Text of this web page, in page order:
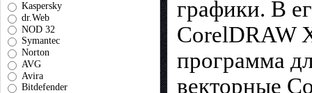
Kaspersky
dr.Web
NOD 32
Symantec
Norton
AVG
Avira
Bitdefender
графики. В
CorelDRAW
программа
векторные